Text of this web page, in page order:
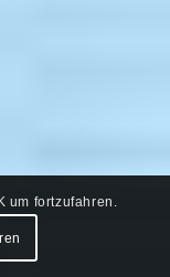
um fortzufahren.